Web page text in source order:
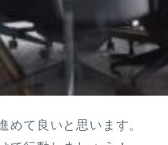
めて良いと思います。